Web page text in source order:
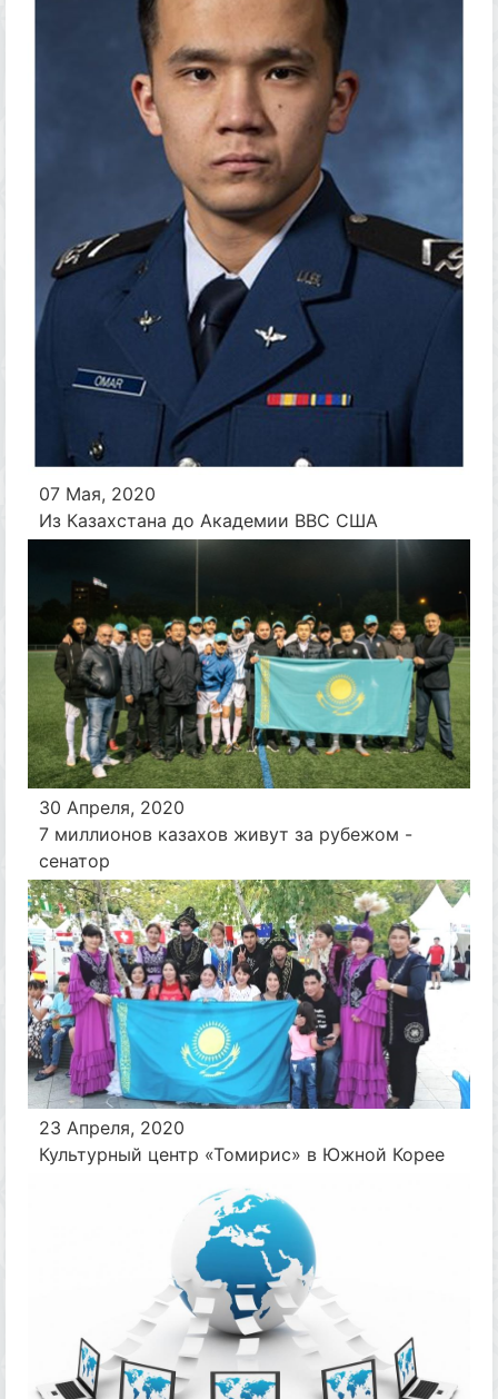
07 Мая, 2020
Из Казахстана до Академии ВВС США
30 Апреля, 2020
7 миллионов казахов живут за рубежом -
сенатор
23 Апреля, 2020
Культурный центр «Томирис» в Южной Корее